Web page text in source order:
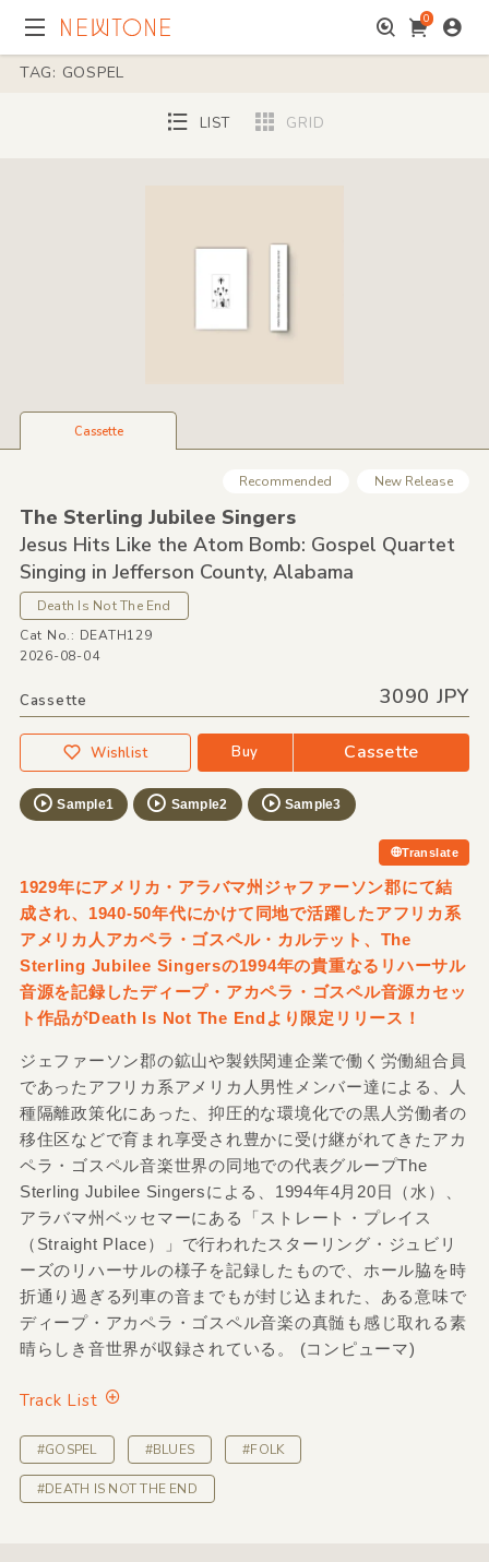
0
TAG: GOSPEL
LIST GRID
Cassette
Recommended New Release
The Sterling Jubilee Singers
Jesus Hits Like the Atom Bomb: Gospel Quartet
Singing in Jefferson County, Alabama
Death Is Not The End
Cat No.: DEATH129
2026-08-04
Cassette 3090 JPY
Wishlist Buy Cassette
Sample1 Sample2 Sample3
Translate
1929年にアメリカ・アラバマ州ジャファーソン郡にて結
成され、1940-50年代にかけて同地で活躍したアフリカ系
アメリカ人アカペラ・ゴスペル・カルテット、The
Sterling Jubilee Singersの1994年の貴重なるリハーサル
音源を記録したディープ・アカペラ・ゴスペル音源カセッ
ト作品がDeath Is Not The Endより限定リリース！
ジェファーソン郡の鉱山や製鉄関連企業で働く労働組合員
であったアフリカ系アメリカ人男性メンバー達による、人
種隔離政策化にあった、抑圧的な環境化での黒人労働者の
移住区などで育まれ享受され豊かに受け継がれてきたアカ
ペラ・ゴスペル音楽世界の同地での代表グループThe
Sterling Jubilee Singersによる、1994年4月20日（水）、
アラバマ州ベッセマーにある「ストレート・プレイス
（Straight Place）」で行われたスターリング・ジュビリ
ーズのリハーサルの様子を記録したもので、ホール脇を時
折通り過ぎる列車の音までもが封じ込まれた、ある意味で
ディープ・アカペラ・ゴスペル音楽の真髄も感じ取れる素
晴らしき音世界が収録されている。 (コンピューマ)
Track List
#GOSPEL #BLUES #FOLK
#DEATH IS NOT THE END